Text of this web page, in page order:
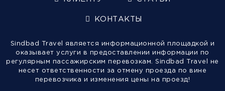
КОНТАКТЫ
Sindbad Travel является информационной площадкой и
оказывает услуги в предоставлении информации по
регулярным пассажирским перевозкам. Sindbad Travel не
несет ответственности за отмену проезда по вине
перевозчика и изменения цены на проезд!